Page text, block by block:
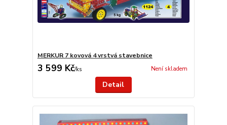
MERKUR 7 kovová 4 vrstvá stavebnice
3 599 Kč/ks Není skladem
Detail